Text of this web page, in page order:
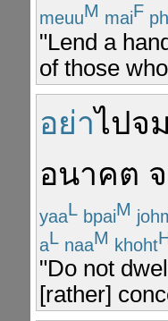
meuuM maiF
"Lend a
of those
อย่าไปจ
อนาคต
yaaL bpaiM
aL naaM khoht
"Do not
[rather]